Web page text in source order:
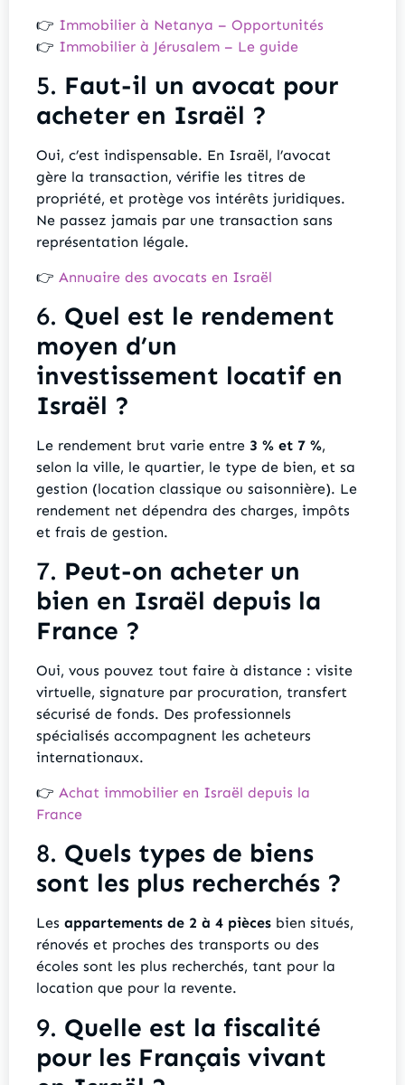
👉 Immobilier à Netanya – Opportunités
👉 Immobilier à Jérusalem – Le guide
5. Faut-il un avocat pour
acheter en Israël ?
Oui, c’est indispensable. En Israël, l’avocat
gère la transaction, vérifie les titres de
propriété, et protège vos intérêts juridiques.
Ne passez jamais par une transaction sans
représentation légale.
👉 Annuaire des avocats en Israël
6. Quel est le rendement
moyen d’un
investissement locatif en
Israël ?
Le rendement brut varie entre 3 % et 7 %,
selon la ville, le quartier, le type de bien, et sa
gestion (location classique ou saisonnière). Le
rendement net dépendra des charges, impôts
et frais de gestion.
7. Peut-on acheter un
bien en Israël depuis la
France ?
Oui, vous pouvez tout faire à distance : visite
virtuelle, signature par procuration, transfert
sécurisé de fonds. Des professionnels
spécialisés accompagnent les acheteurs
internationaux.
👉 Achat immobilier en Israël depuis la
France
8. Quels types de biens
sont les plus recherchés ?
Les appartements de 2 à 4 pièces bien situés,
rénovés et proches des transports ou des
écoles sont les plus recherchés, tant pour la
location que pour la revente.
9. Quelle est la fiscalité
pour les Français vivant